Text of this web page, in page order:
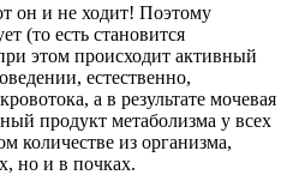
он и не ходит! Поэтому
(то есть становится
этом происходит активный
естественно,
а в результате мочевая
продукт метаболизма у всех
количестве из организма,
но и в почках.